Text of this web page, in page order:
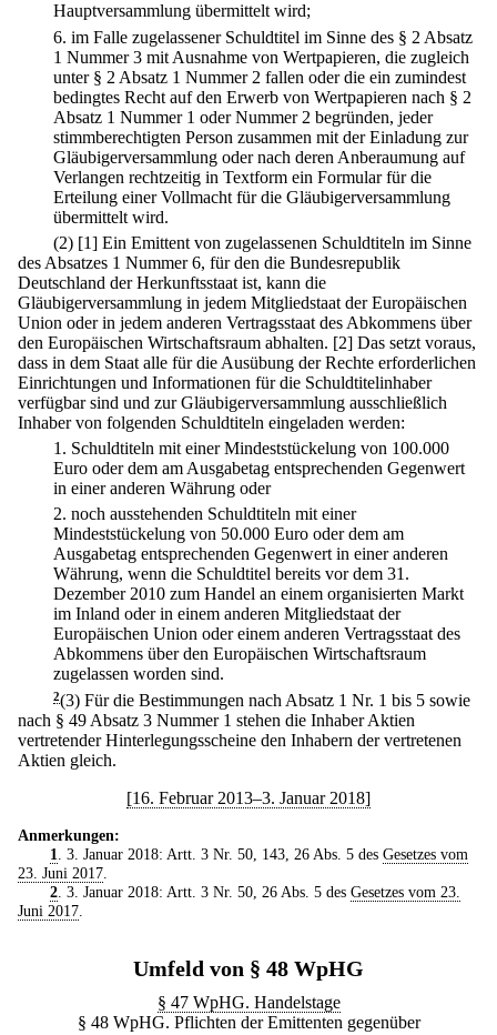
Hauptversammlung übermittelt wird;
6. im Falle zugelassener Schuldtitel im Sinne des § 2 Absatz
1 Nummer 3 mit Ausnahme von Wertpapieren, die zugleich
unter § 2 Absatz 1 Nummer 2 fallen oder die ein zumindest
bedingtes Recht auf den Erwerb von Wertpapieren nach § 2
Absatz 1 Nummer 1 oder Nummer 2 begründen, jeder
stimmberechtigten Person zusammen mit der Einladung zur
Gläubigerversammlung oder nach deren Anberaumung auf
Verlangen rechtzeitig in Textform ein Formular für die
Erteilung einer Vollmacht für die Gläubigerversammlung
übermittelt wird.
(2) [1] Ein Emittent von zugelassenen Schuldtiteln im Sinne
des Absatzes 1 Nummer 6, für den die Bundesrepublik
Deutschland der Herkunftsstaat ist, kann die
Gläubigerversammlung in jedem Mitgliedstaat der Europäischen
Union oder in jedem anderen Vertragsstaat des Abkommens über
den Europäischen Wirtschaftsraum abhalten. [2] Das setzt voraus,
dass in dem Staat alle für die Ausübung der Rechte erforderlichen
Einrichtungen und Informationen für die Schuldtitelinhaber
verfügbar sind und zur Gläubigerversammlung ausschließlich
Inhaber von folgenden Schuldtiteln eingeladen werden:
1. Schuldtiteln mit einer Mindeststückelung von 100.000
Euro oder dem am Ausgabetag entsprechenden Gegenwert
in einer anderen Währung oder
2. noch ausstehenden Schuldtiteln mit einer
Mindeststückelung von 50.000 Euro oder dem am
Ausgabetag entsprechenden Gegenwert in einer anderen
Währung, wenn die Schuldtitel bereits vor dem 31.
Dezember 2010 zum Handel an einem organisierten Markt
im Inland oder in einem anderen Mitgliedstaat der
Europäischen Union oder einem anderen Vertragsstaat des
Abkommens über den Europäischen Wirtschaftsraum
zugelassen worden sind.
2(3) Für die Bestimmungen nach Absatz 1 Nr. 1 bis 5 sowie
nach § 49 Absatz 3 Nummer 1 stehen die Inhaber Aktien
vertretender Hinterlegungsscheine den Inhabern der vertretenen
Aktien gleich.
[16. Februar 2013–3. Januar 2018]
Anmerkungen:
1
. 3. Januar 2018: Artt. 3 Nr. 50, 143, 26 Abs. 5 des Gesetzes vom
23. Juni 2017
2. 3. Januar 2018: Artt. 3 Nr. 50, 26 Abs. 5 des Gesetzes vom 23.
Juni 2017
Umfeld von § 48 WpHG
§ 47 WpHG. Handelstage
§ 48 WpHG. Pflichten der Emittenten gegenüber